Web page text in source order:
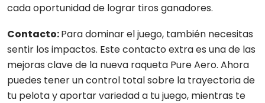
cada oportunidad de lograr tiros ganadores.
Contacto:Para dominar el juego, también necesitas
sentir los impactos. Este contacto extra es una de las
mejoras clave de la nueva raqueta Pure Aero. Ahora
puedes tener un control total sobre la trayectoria de
tu pelota y aportar variedad a tu juego, mientras te